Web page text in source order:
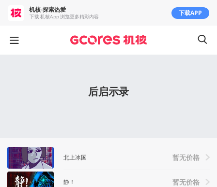
后启示录
北上冰国 暂无价格
静！ 暂无价格
机核-探索热爱
下载 机核App 浏览更多精彩内容 下载APP